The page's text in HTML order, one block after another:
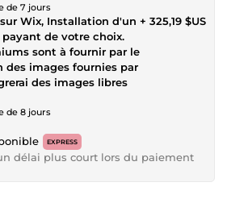
de 7 jours
Wix, Installation d'un
de votre choix.
sont à fournir par le
des images fournies par
des images libres
de 8 jours
+ 325,19 $US
EXPRESS
délai plus court lors du paiement